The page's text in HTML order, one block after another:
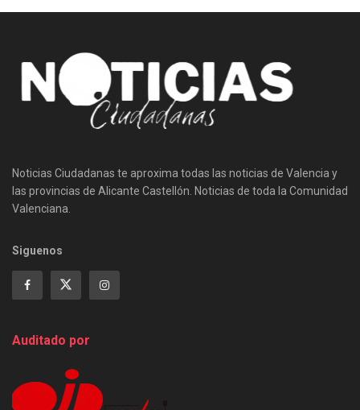
Noticias Ciudadanas te aproxima todas las noticias de Valencia y
las provincias de Alicante Castellón. Noticias de toda la Comunidad
Valenciana.
Siguenos
Auditado por